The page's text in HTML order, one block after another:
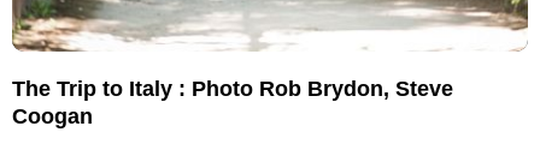
The Trip to Italy : Photo Rob Brydon, Steve
Coogan